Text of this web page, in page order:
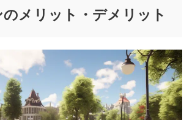
メリット・デメリット